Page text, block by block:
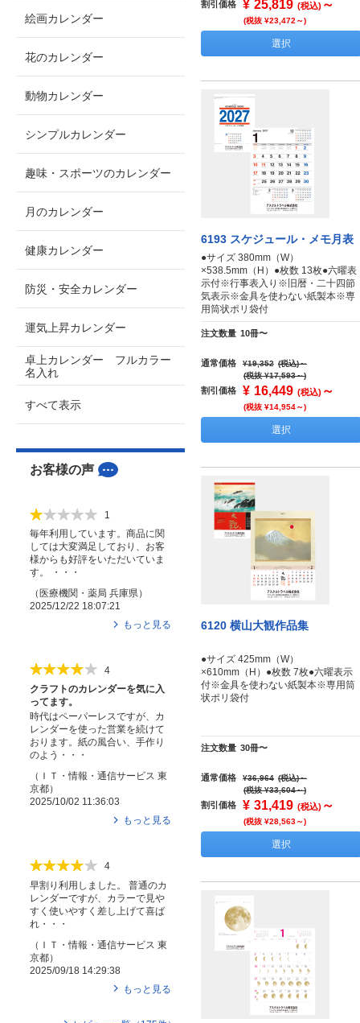
割引価格 ¥ 25,819 (税込) ～
(税抜 ¥23,472～)
選択
6193 スケジュール・メモ月表
●サイズ 380mm（W）
×538.5mm（H）●枚数 13枚●六曜表
示付※行事表入り※旧暦・二十四節
気表示※金具を使わない紙製本※専
用筒状ポリ袋付
注文数量 10冊〜
通常価格 ¥19,352 (税込)～
(税抜 ¥17,593～)
割引価格 ¥ 16,449 (税込) ～
(税抜 ¥14,954～)
選択
6120 横山大観作品集
●サイズ 425mm（W）
×610mm（H）●枚数 7枚●六曜表示
付※金具を使わない紙製本※専用筒
状ポリ袋付
注文数量 30冊〜
通常価格 ¥36,964 (税込)～
(税抜 ¥33,604～)
割引価格 ¥ 31,419 (税込) ～
(税抜 ¥28,563～)
選択
絵画カレンダー
花のカレンダー
動物カレンダー
シンプルカレンダー
趣味・スポーツのカレンダー
月のカレンダー
健康カレンダー
防災・安全カレンダー
運気上昇カレンダー
卓上カレンダー フルカラー
名入れ
すべて表示
お客様の声
1
毎年利用しています。商品に関
しては大変満足しており、お客
様からも好評をいただいていま
す。 ・・・
（医療機関・薬局 兵庫県 ）
2025/12/22 18:07:21
もっと見る
4
クラフトのカレンダーを気に入
ってます。
時代はペーパーレスですが、カ
レンダーを使った営業を続けて
おります。紙の風合い、手作り
のよう・・・
（ ＩＴ・情報・通信サービス 東
京都）
2025/10/02 11:36:03
もっと見る
4
早割り利用しました。 普通のカ
レンダーですが、カラーで見や
すく使いやすく差し上げて喜ば
れ・・・
（ ＩＴ・情報・通信サービス 東
京都）
2025/09/18 14:29:38
もっと見る